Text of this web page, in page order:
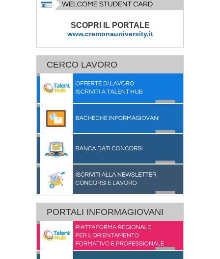
SCOPRI IL PORTALE
www.cremonauniversity.it
CERCO LAVORO
PORTALI INFORMAGIOVANI